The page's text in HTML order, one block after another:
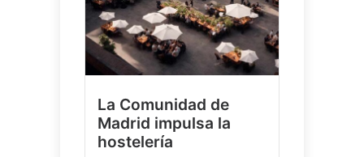
La Comunidad de
Madrid impulsa la
hostelería